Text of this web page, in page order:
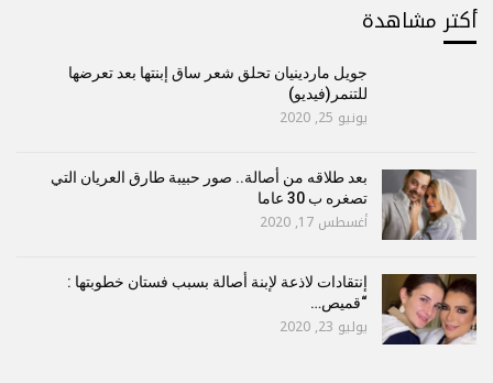
أكتر مشاهدة
جويل ماردينيان تحلق شعر ساق إبنتها بعد تعرضها
للتنمر(فيديو)
يونيو 25, 2020
بعد طلاقه من أصالة.. صور حبيبة طارق العريان التي
تصغره ب 30 عاما
أغسطس 17, 2020
إنتقادات لاذعة لإبنة أصالة بسبب فستان خطوبتها :
“قميص…
يوليو 23, 2020